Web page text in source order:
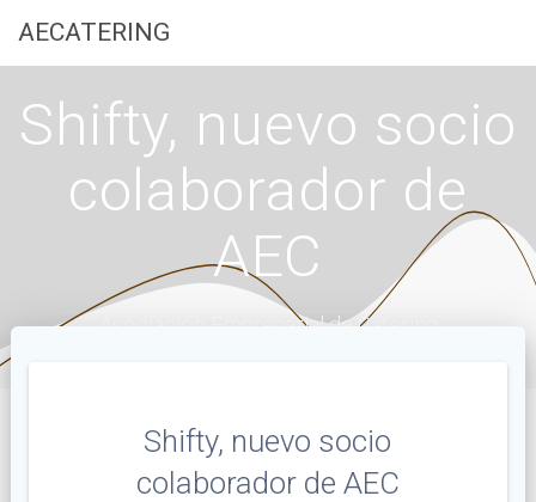
AECATERING
Shifty, nuevo socio
colaborador de
AEC
Asociación Empresarial de Catering
Shifty, nuevo socio
colaborador de AEC